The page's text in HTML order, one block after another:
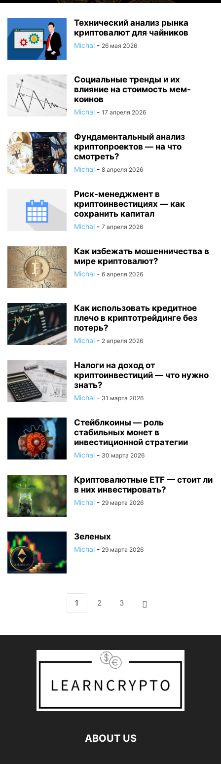
Технический анализ рынка
криптовалют для чайников
Michal - 26 мая 2026
Социальные тренды и их
влияние на стоимость мем-
коинов
Michal - 17 апреля 2026
Фундаментальный анализ
криптопроектов — на что
смотреть?
Michal - 8 апреля 2026
Риск-менеджмент в
криптоинвестициях — как
сохранить капитал
Michal - 7 апреля 2026
Как избежать мошенничества в
мире криптовалют?
Michal - 6 апреля 2026
Как использовать кредитное
плечо в криптотрейдинге без
потерь?
Michal - 2 апреля 2026
Налоги на доход от
криптоинвестиций — что нужно
знать?
Michal - 31 марта 2026
Стейблкоины — роль
стабильных монет в
инвестиционной стратегии
Michal - 30 марта 2026
Криптовалютные ETF — стоит ли
в них инвестировать?
Michal - 29 марта 2026
Зеленых
Michal - 29 марта 2026
1 2 3
ABOUT US